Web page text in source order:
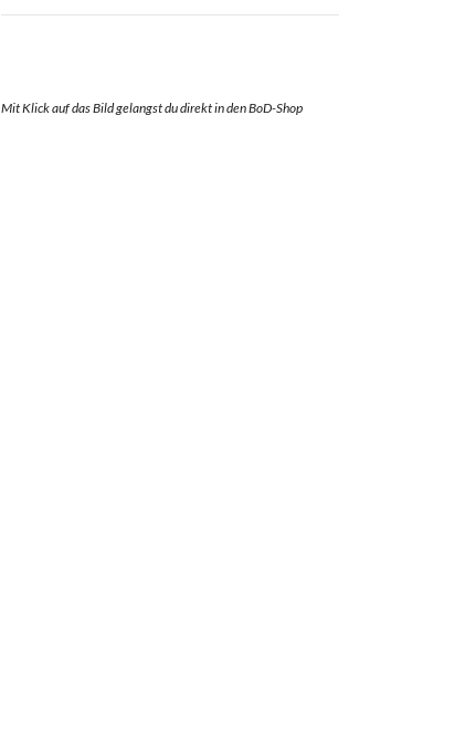
Mit Klick auf das Bild gelangst du direkt in den BoD-Shop